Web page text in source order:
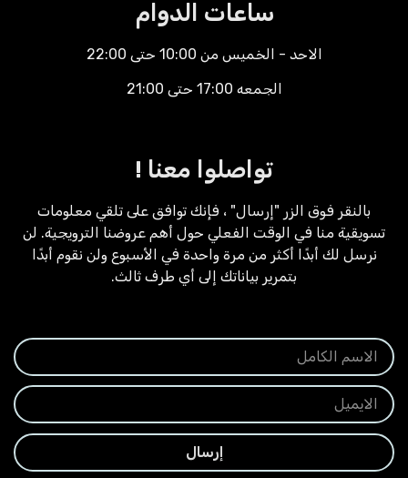
ساعات الدوام
الاحد - الخميس من 10:00 حتى 22:00
الجمعه 17:00 حتى 21:00
تواصلوا معنا !
بالنقر فوق الزر "إرسال" ، فإنك توافق على تلقي معلومات
تسويقية منا في الوقت الفعلي حول أهم عروضنا الترويجية. لن
نرسل لك أبدًا أكثر من مرة واحدة في الأسبوع ولن نقوم أبدًا
بتمرير بياناتك إلى أي طرف ثالث.
إرسال